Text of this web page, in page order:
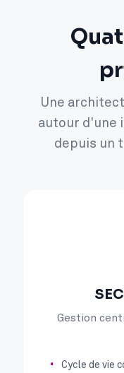
Une
autour d'une
depuis un
Gestion
Cycle de vie